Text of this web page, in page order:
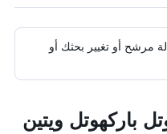
مرشح أو تغيير بحثك أو
باركهوتل ويتين